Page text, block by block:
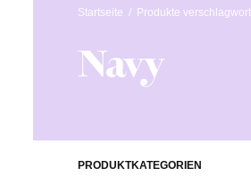
Startseite / Produkte
Navy
PRODUKTKATEGORIEN